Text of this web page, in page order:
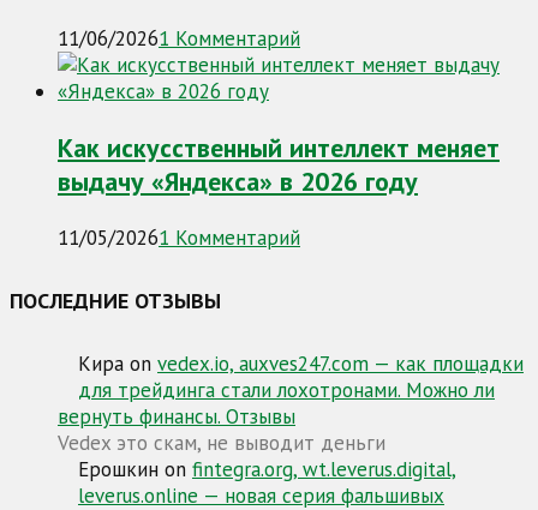
11/06/20261 Комментарий
Как искусственный интеллект меняет
выдачу «Яндекса» в 2026 году
11/05/20261 Комментарий
ПОСЛЕДНИЕ ОТЗЫВЫ
Кира on vedex.io, auxves247.com — как площадки
для трейдинга стали лохотронами. Можно ли
вернуть финансы. Отзывы
Vedex это скам, не выводит деньги
Ерошкин on fintegra.org, wt.leverus.digital,
leverus.online — новая серия фальшивых